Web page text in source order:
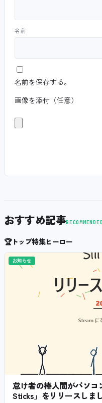
名前
名前を保存する。
画像を添付（任意）
おすすめ記事RECOMMENDED
🏆トップ特集ヒーロー
お知らせ
怠け者の棒人間がパソ
Sticks」をリリースしま